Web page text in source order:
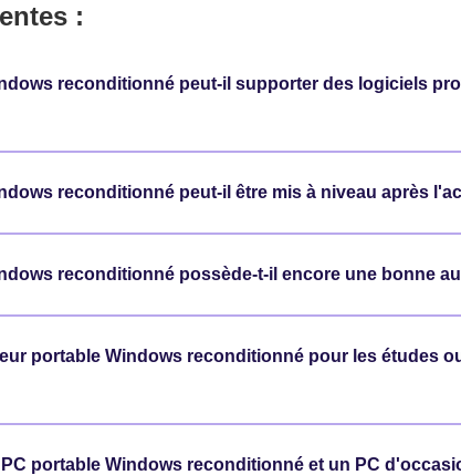
:
reconditionné peut-il supporter des logiciels
reconditionné peut-il être mis à niveau après
reconditionné possède-t-il encore une bonne
portable Windows reconditionné pour les études
portable Windows reconditionné et un PC